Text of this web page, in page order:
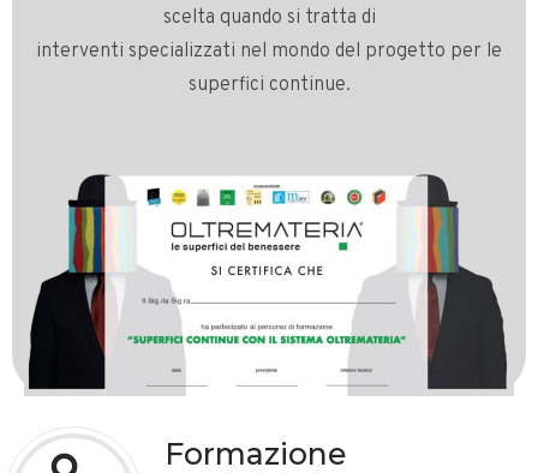
scelta quando si tratta di
interventi specializzati nel mondo del progetto per le
superfici continue.
Formazione